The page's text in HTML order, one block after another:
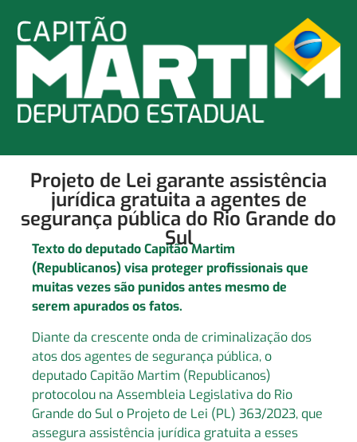
Projeto de Lei garante assistência
jurídica gratuita a agentes de
segurança pública do Rio Grande do
Sul
Texto do deputado Capitão Martim
(Republicanos) visa proteger profissionais que
muitas vezes são punidos antes mesmo de
serem apurados os fatos.
Diante da crescente onda de criminalização dos
atos dos agentes de segurança pública, o
deputado Capitão Martim (Republicanos)
protocolou na Assembleia Legislativa do Rio
Grande do Sul o Projeto de Lei (PL) 363/2023, que
assegura assistência jurídica gratuita a esses